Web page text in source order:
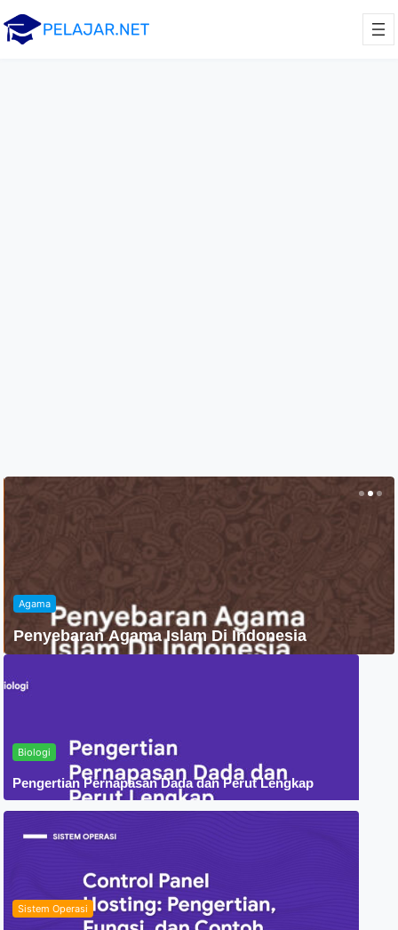
Agama
Penyebaran Agama Islam Di Indonesia
Biologi
Pengertian Pernapasan Dada dan Perut Lengkap
Sistem Operasi